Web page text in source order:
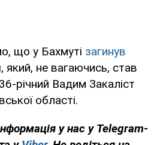
що у Бахмуті загинув
, який, не вагаючись, став
річний Вадим Закаліст
області.
у нас у Telegram-